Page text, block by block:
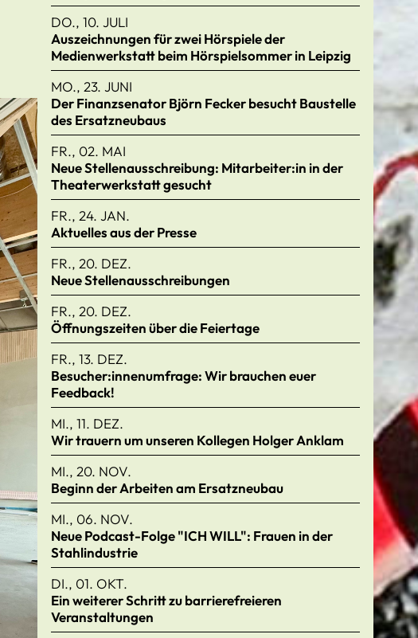
DO., 10. JULI
Auszeichnungen für zwei Hörspiele der
Medienwerkstatt beim Hörspielsommer in Leipzig
MO., 23. JUNI
Der Finanzsenator Björn Fecker besucht Baustelle
des Ersatzneubaus
FR., 02. MAI
Neue Stellenausschreibung: Mitarbeiter:in in der
Theaterwerkstatt gesucht
FR., 24. JAN.
Aktuelles aus der Presse
FR., 20. DEZ.
Neue Stellenausschreibungen
FR., 20. DEZ.
Öffnungszeiten über die Feiertage
FR., 13. DEZ.
Besucher:innenumfrage: Wir brauchen euer
Feedback!
MI., 11. DEZ.
Wir trauern um unseren Kollegen Holger Anklam
MI., 20. NOV.
Beginn der Arbeiten am Ersatzneubau
MI., 06. NOV.
Neue Podcast-Folge "ICH WILL": Frauen in der
Stahlindustrie
DI., 01. OKT.
Ein weiterer Schritt zu barrierefreieren
Veranstaltungen